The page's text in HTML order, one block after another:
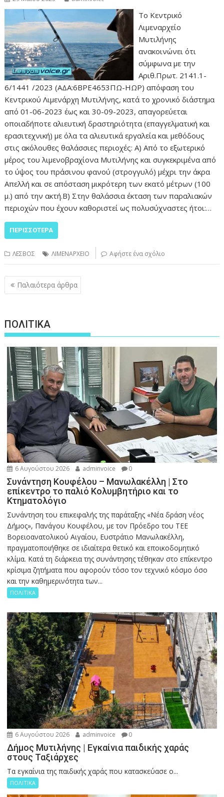
Το Κεντρικό
Λιμεναρχείο
Μυτιλήνης
ανακοινώνει ότι
σύμφωνα με την
Αριθ.Πρωτ. 2141.1-
6/1441 /2023 (ΑΔΑ:6ΒΡΕ4653ΠΩ-ΗΩΡ) απόφαση του
Κεντρικού Λιμενάρχη Μυτιλήνης, κατά το χρονικό διάστημα
από 01-06-2023 έως και 30-09-2023, απαγορεύεται
οποιαδήποτε αλιευτική δραστηριότητα (επαγγελματική και
ερασιτεχνική) με όλα τα αλιευτικά εργαλεία και μεθόδους
στις ακόλουθες θαλάσσιες περιοχές: Α) Από το εξωτερικό
μέρος του λιμενοβραχίονα Μυτιλήνης και συγκεκριμένα από
το ύψος του πράσινου φανού (στρογγυλό) μέχρι την άκρα
Απελλή και σε απόσταση μικρότερη των εκατό μέτρων (100
μ.) από την ακτή.Β) Στην θαλάσσια έκταση των παραλιακών
περιοχών που έχουν καθοριστεί ως πολυσύχναστες ήτοι:…
ΠΕΡΙΣΣΌΤΕΡΑ
ΛΕΣΒΟΣ ΛΙΜΕΝΑΡΧΕΙΟ Αφήστε ένα σχόλιο
Πλοήγηση
άρθρων
Παλαιότερα άρθρα
ΠΟΛΙΤΙΚΑ
6 Αυγούστου 2026 adminvoice 0
Συνάντηση Κουφέλου – Μανωλακέλλη | Στο
επίκεντρο το παλιό Κολυμβητήριο και το
Κτηματολόγιο
Συνάντηση του επικεφαλής της παράταξης «Νέα δράση νέος
Δήμος», Πανάγου Κουφέλου, με τον Πρόεδρο του ΤΕΕ
Βορειοανατολικού Αιγαίου, Ευστράτιο Μανωλακέλλη,
πραγματοποιήθηκε σε ιδιαίτερα θετικό και εποικοδομητικό
κλίμα. Κατά τη διάρκεια της συνάντησης τέθηκαν στο επίκεντρο
κρίσιμα ζητήματα που αφορούν τόσο τον τεχνικό κόσμο όσο
και την καθημερινότητα των...
ΠΟΛΙΤΙΚΑ
6 Αυγούστου 2026 adminvoice 0
Δήμος Μυτιλήνης | Εγκαίνια παιδικής χαράς
στους Ταξιάρχες
Tα εγκαίνια της παιδικής χαράς που κατασκεύασε ο...
ΠΟΛΙΤΙΚΑ